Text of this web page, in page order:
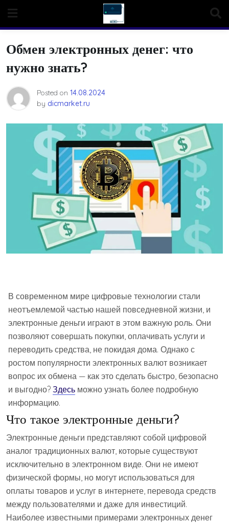
content
Обмен электронных денег: что
нужно знать?
Posted on 14.08.2024
by dicmarket.ru
В современном мире цифровые технологии стали
неотъемлемой частью нашей повседневной жизни, и
электронные деньги играют в этом важную роль. Они
позволяют совершать покупки, оплачивать услуги и
переводить средства, не покидая дома. Однако с
ростом популярности электронных валют возникает
вопрос их обмена — как это сделать быстро, безопасно
и выгодно? Здесь можно узнать более подробную
информацию.
Что такое электронные деньги?
Электронные деньги представляют собой цифровой
аналог традиционных валют, которые существуют
исключительно в электронном виде. Они не имеют
физической формы, но могут использоваться для
оплаты товаров и услуг в интернете, перевода средств
между пользователями и даже для инвестиций.
Наиболее известными примерами электронных денег